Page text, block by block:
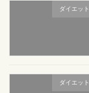
ダイエット
ダイエット